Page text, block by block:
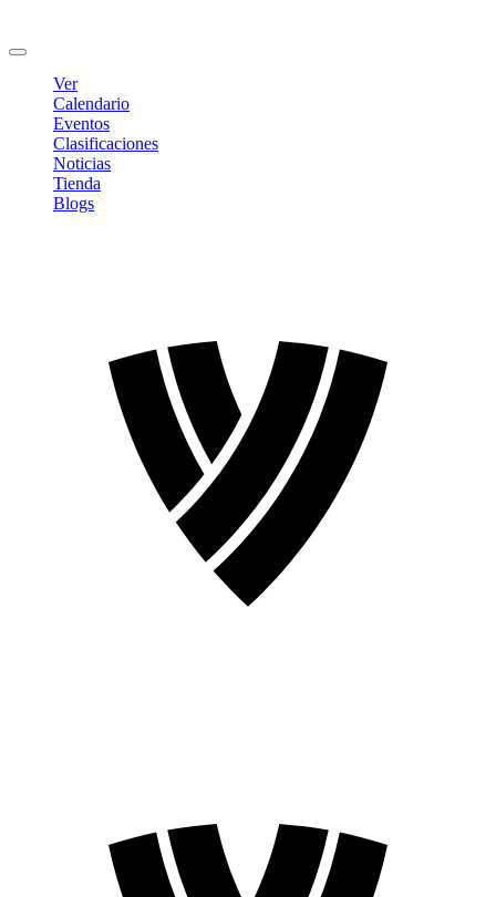
Ver
Calendario
Eventos
Clasificaciones
Noticias
Tienda
Blogs